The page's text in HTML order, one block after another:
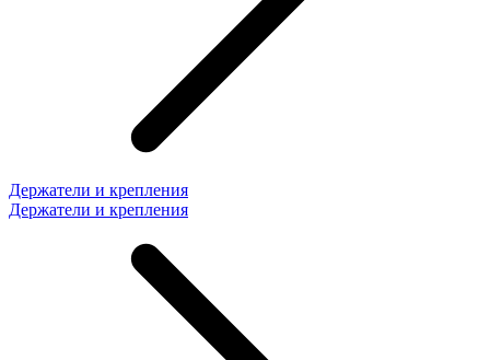
Держатели и крепления
Держатели и крепления